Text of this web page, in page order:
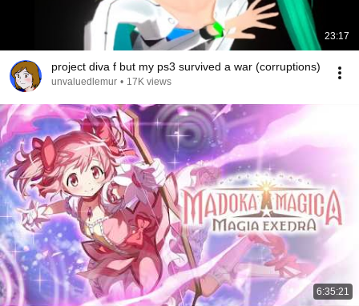
23:17
project diva f but my ps3 survived a war (corruptions)
unvaluedlemur • 17K views
6:35:21